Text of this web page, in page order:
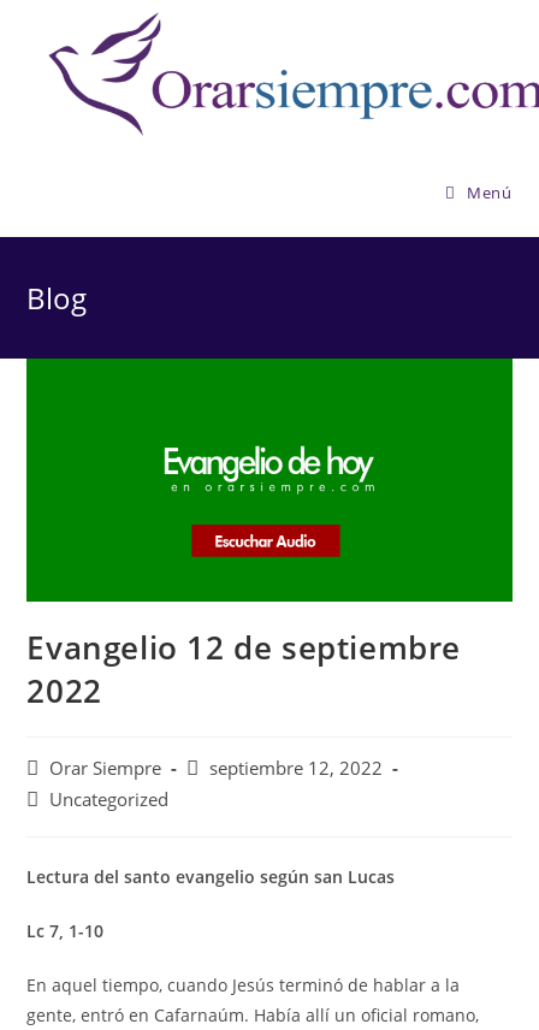
contenido
Menú
Blog
Evangelio 12 de septiembre
2022
Autor
de
Orar Siempre
Publicación
septiembre 12, 2022
Categoría
entrada:
Uncategorized
Lectura del santo evangelio según san Lucas
Lc 7, 1-10
En aquel tiempo, cuando Jesús terminó de hablar a la
gente, entró en Cafarnaúm. Había allí un oficial romano,